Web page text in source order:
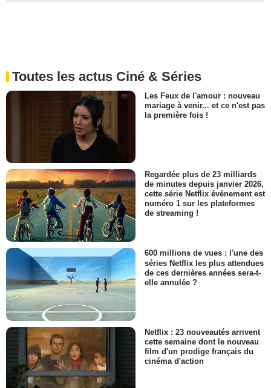
Toutes les actus Ciné & Séries
Les Feux de l'amour : nouveau
mariage à venir... et ce n'est pas
la première fois !
Regardée plus de 23 milliards
de minutes depuis janvier 2026,
cette série Netflix événement est
numéro 1 sur les plateformes
de streaming !
600 millions de vues : l'une des
séries Netflix les plus attendues
de ces dernières années sera-t-
elle annulée ?
Netflix : 23 nouveautés arrivent
cette semaine dont le nouveau
film d'un prodige français du
cinéma d'action